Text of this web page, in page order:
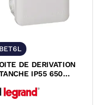
BET6L
DE DERIVATION
IP55 650